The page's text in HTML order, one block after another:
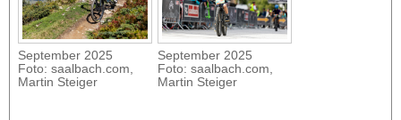
September 2025
Foto: saalbach.com,
Martin Steiger
September 2025
Foto: saalbach.com,
Martin Steiger